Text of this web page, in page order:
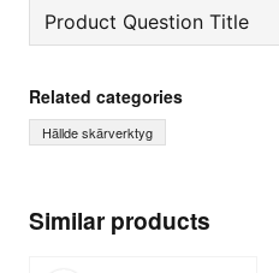
Similar products
Product Question Title
Ask us something about
Name
Related categories
Hällde skärverktyg